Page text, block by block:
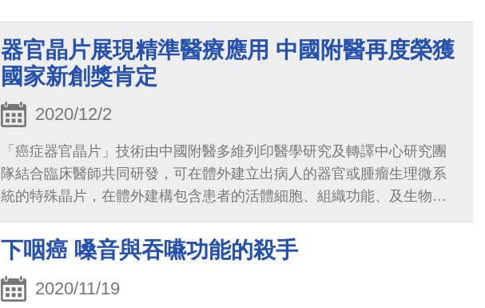
癌、大腸直腸癌等八種癌症)
器官晶片展現精準醫療應用 中國附醫再度榮獲
國家新創獎肯定
2020/12/2
「癌症器官晶片」技術由中國附醫多維列印醫學研究及轉譯中心研究團
隊結合臨床醫師共同研發，可在體外建立出病人的器官或腫瘤生理微系
統的特殊晶片，在體外建構包含患者的活體細胞、組織功能、及生物流
體等腫瘤微環境，真實反映病人癌症組織及器官的結構與功能...
下咽癌 嗓音與吞嚥功能的殺手
2020/11/19